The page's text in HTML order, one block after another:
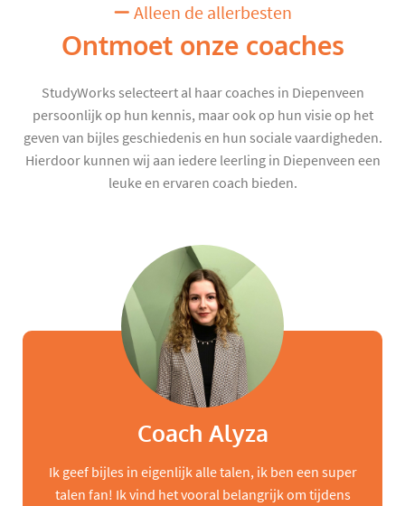
Alleen de allerbesten
Ontmoet onze coaches
StudyWorks selecteert al haar coaches in Diepenveen
persoonlijk op hun kennis, maar ook op hun visie op het
geven van bijles geschiedenis en hun sociale vaardigheden.
Hierdoor kunnen wij aan iedere leerling in Diepenveen een
leuke en ervaren coach bieden.
Coach Alyza
Ik geef bijles in eigenlijk alle talen, ik ben een super
talen fan! Ik vind het vooral belangrijk om tijdens